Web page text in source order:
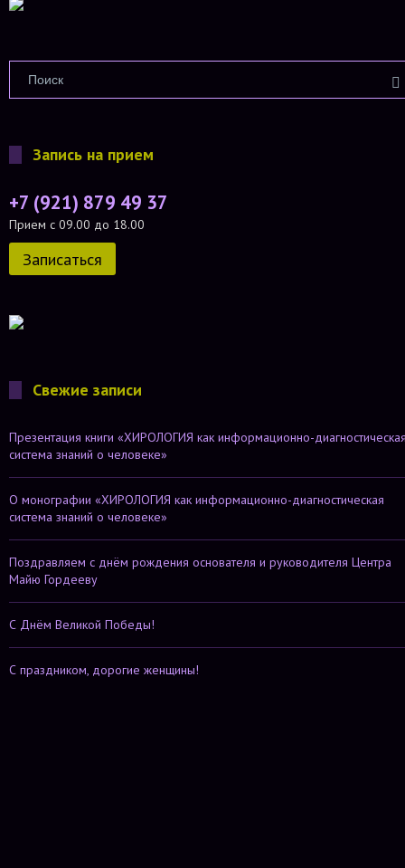
Запись на прием
+7 (921) 879 49 37
Прием с 09.00 до 18.00
Записаться
Свежие записи
Презентация книги «ХИРОЛОГИЯ как информационно-
система знаний о человеке»
О монографии «ХИРОЛОГИЯ как информационно-диагностическая
система знаний о человеке»
Поздравляем с днём рождения основателя и руководителя Центра
Майю Гордееву
С Днём Великой Победы!
С праздником, дорогие женщины!